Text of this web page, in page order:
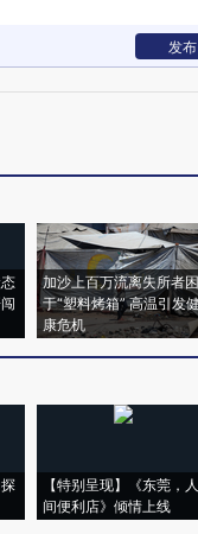
发布
加沙上百万流离失所者困
于“塑料烤箱” 高温引发健
康危机
【特别呈现】《东莞，人
间便利店》倾情上线